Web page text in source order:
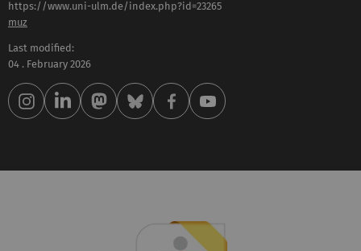
https://www.uni-ulm.de/index.php?id=23265
muz
Last modified:
04 . February 2026